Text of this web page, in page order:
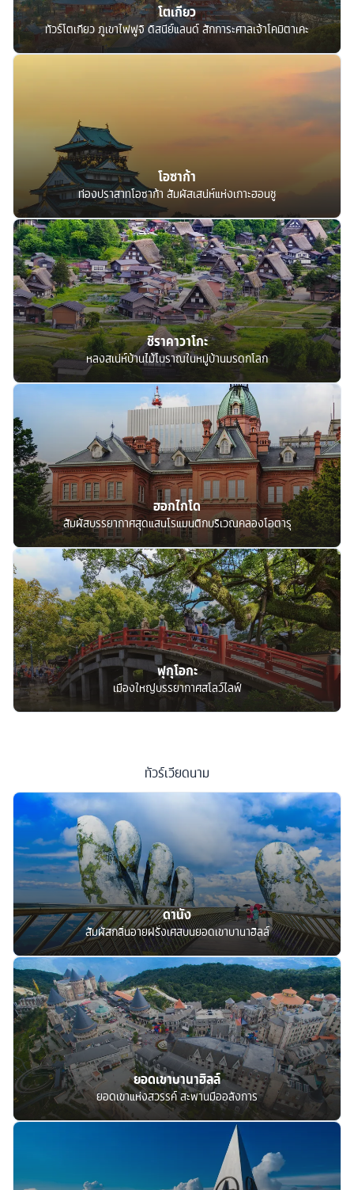
โตเกียว
ทัวร์โตเกียว ภูเขาไฟฟูจิ ดิสนีย์แลนด์ สักการะศาลเจ้าโคมิตาเคะ
โอซาก้า
ท่องปราสาทโอซาก้า สัมผัสเสน่ห์แห่งเกาะฮอนชู
ชิราคาวาโกะ
หลงสเน่ห์บ้านไม้โบราณในหมู่บ้านมรดกโลก
ฮอกไกโด
สัมผัสบรรยากาศสุดแสนโรแมนติกบริเวณคลองโอตารุ
ฟุกุโอกะ
เมืองใหญ่บรรยากาศสโลว์ไลฟ์
ทัวร์เวียดนาม
ดานัง
สัมผัสกลิ่นอายฝรั่งเศสบนยอดเขาบานาฮิลล์
ยอดเขาบานาฮิลล์
ยอดเขาแห่งสวรรค์ สะพานมืออลังการ